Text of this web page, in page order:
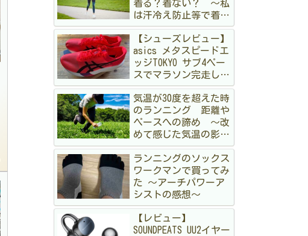
着る？着ない？ 〜私
は汗冷え防止等で着る
派です〜
【シューズレビュー】
asics メタスピードエ
ッジTOKYO サブ4ペー
スでマラソン完走して
みた
気温が30度を超えた時
のランニング 距離や
ペースへの諦め 〜改
めて感じた気温の影
響〜
ランニングのソックス
ワークマンで買ってみ
た 〜アーチパワーア
シストの感想〜
【レビュー】
SOUNDPEATS UU2イヤー